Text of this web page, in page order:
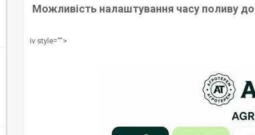
Можливість налаштування часу поливу
iv style="">